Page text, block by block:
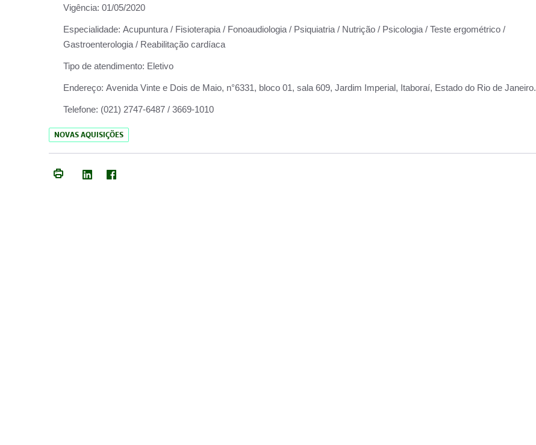
Vigência: 01/05/2020
Especialidade: Acupuntura / Fisioterapia / Fonoaudiologia / Psiquiatria / Nutrição / Psicologia / Teste ergométrico /
Gastroenterologia / Reabilitação cardíaca
Tipo de atendimento: Eletivo
Endereço: Avenida Vinte e Dois de Maio, n°6331, bloco 01, sala 609, Jardim Imperial, Itaboraí, Estado do Rio de Janeiro.
Telefone: (021) 2747-6487 / 3669-1010
NOVAS AQUISIÇÕES